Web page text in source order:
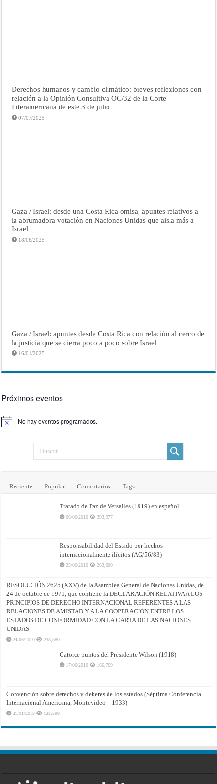
Derechos humanos y cambio climático: breves reflexiones con
relación a la Opinión Consultiva OC/32 de la Corte
Interamericana de este 3 de julio
07/07/2025
Gaza / Israel: desde una Costa Rica omisa, apuntes relativos a
la abrumadora votación en Naciones Unidas que aisla más a
Israel
18/06/2025
Gaza / Israel: apuntes desde Costa Rica con relación al cerco de
la justicia que se cierra poco a poco sobre Israel
16/01/2025
Próximos eventos
Aviso No hay eventos programados.
Reciente Popular Comentarios Tags
Tratado de Paz de Versalles (1919) en español
06/06/2010 393,977
Responsabilidad del Estado por hechos
internacionalmente ilícitos (AG/56/83)
25/06/2010 263,000
RESOLUCIÓN 2625 (XXV) de la Asamblea General de Naciones Unidas, de
24 de octubre de 1970, que contiene la DECLARACIÓN RELATIVA A LOS
PRINCIPIOS DE DERECHO INTERNACIONAL REFERENTES A LAS
RELACIONES DE AMISTAD Y A LA COOPERACIÓN ENTRE LOS
ESTADOS DE CONFORMIDAD CON LA CARTA DE LAS NACIONES
UNIDAS
24/06/2010 238,580
Catorce puntos del Presidente Wilson (1918)
17/06/2010 166,769
Convención sobre derechos y deberes de los estados (Séptima Conferencia
Internacional Americana, Montevideo – 1933)
21/01/2013 123,599